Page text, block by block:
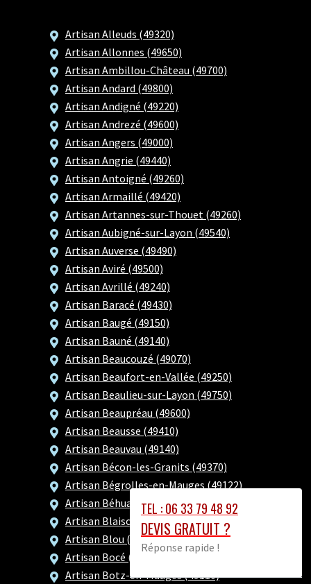
Artisan Alleuds (49320)
Artisan Allonnes (49650)
Artisan Ambillou-Château (49700)
Artisan Andard (49800)
Artisan Andigné (49220)
Artisan Andrezé (49600)
Artisan Angers (49000)
Artisan Angrie (49440)
Artisan Antoigné (49260)
Artisan Armaillé (49420)
Artisan Artannes-sur-Thouet (49260)
Artisan Aubigné-sur-Layon (49540)
Artisan Auverse (49490)
Artisan Aviré (49500)
Artisan Avrillé (49240)
Artisan Baracé (49430)
Artisan Baugé (49150)
Artisan Bauné (49140)
Artisan Beaucouzé (49070)
Artisan Beaufort-en-Vallée (49250)
Artisan Beaulieu-sur-Layon (49750)
Artisan Beaupréau (49600)
Artisan Beausse (49410)
Artisan Beauvau (49140)
Artisan Bécon-les-Granits (49370)
Artisan Bégrolles-en-Mauges (49122)
Artisan Béhuard (49170)
Artisan Blaison-Gohier (49320)
Artisan Blou (49160)
Artisan Bocé (49150)
Artisan Botz-en-Mauges (49110)
TEL : 06 33 79 48 92
DEVIS GRATUIT ?
Réponse rapide !